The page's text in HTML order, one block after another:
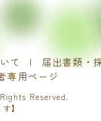
て
届出書類・
専用ページ
Reserved.
】